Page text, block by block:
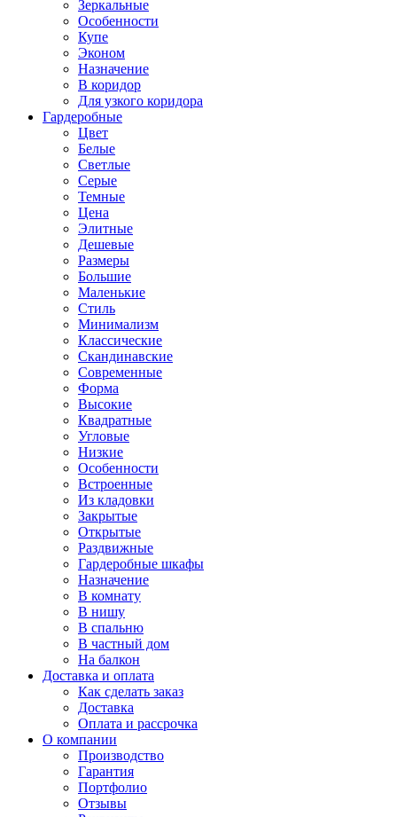
Зеркальные
Особенности
Купе
Эконом
Назначение
В коридор
Для узкого коридора
Гардеробные
Цвет
Белые
Светлые
Серые
Темные
Цена
Элитные
Дешевые
Размеры
Большие
Маленькие
Стиль
Минимализм
Классические
Скандинавские
Современные
Форма
Высокие
Квадратные
Угловые
Низкие
Особенности
Встроенные
Из кладовки
Закрытые
Открытые
Раздвижные
Гардеробные шкафы
Назначение
В комнату
В нишу
В спальню
В частный дом
На балкон
Доставка и оплата
Как сделать заказ
Доставка
Оплата и рассрочка
О компании
Производство
Гарантия
Портфолио
Отзывы